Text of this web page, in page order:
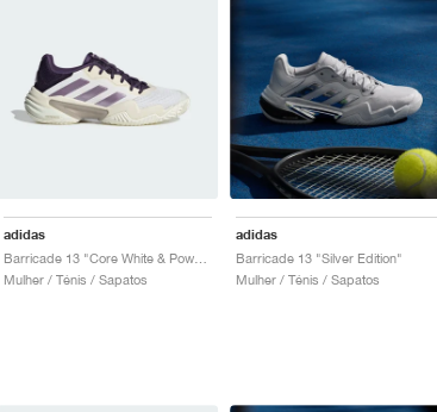
adidas
Barricade 13 "Core White & Powder Plum"
Mulher / Ténis / Sapatos
adidas
Barricade 13 "Silver Edition"
Mulher / Ténis / Sapatos